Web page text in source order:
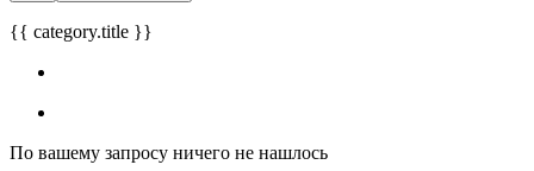
{{ category.title }}
По вашему запросу ничего не нашлось